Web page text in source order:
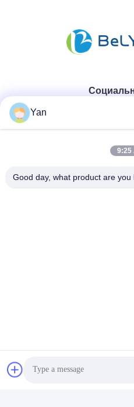
86-20-82038494
авторского права 2021-2026
Co., Ltd. . Все
Yan
9:25
Good day, what product are you